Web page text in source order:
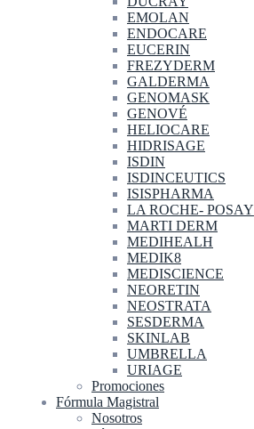
EMOLAN
ENDOCARE
EUCERIN
FREZYDERM
GALDERMA
GENOMASK
GENOVÉ
HELIOCARE
HIDRISAGE
ISDIN
ISDINCEUTICS
ISISPHARMA
LA ROCHE- POSAY
MARTI DERM
MEDIHEALH
MEDIK8
MEDISCIENCE
NEORETIN
NEOSTRATA
SESDERMA
SKINLAB
UMBRELLA
URIAGE
Promociones
Fórmula Magistral
Nosotros